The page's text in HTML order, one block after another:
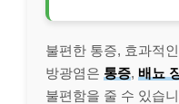
불편한 통증, 효과적
방광염은 통증, 배뇨
불편함을 줄 수 있습